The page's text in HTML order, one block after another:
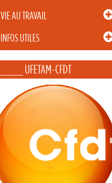
VIE AU TRAVAIL
INFOS UTILES
_____ UFETAM-CFDT